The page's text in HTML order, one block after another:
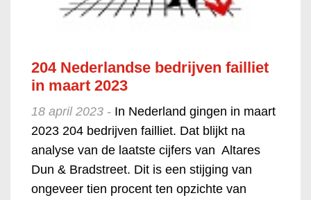
204 Nederlandse bedrijven failliet
in maart 2023
18 april 2023 - In Nederland gingen in maart
2023 204 bedrijven failliet. Dat blijkt na
analyse van de laatste cijfers van Altares
Dun & Bradstreet. Dit is een stijging van
ongeveer tien procent ten opzichte van